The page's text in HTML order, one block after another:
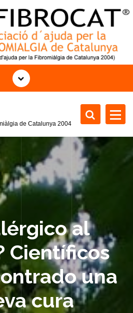
de Catalunya 2004
al
Científicos
una
cura